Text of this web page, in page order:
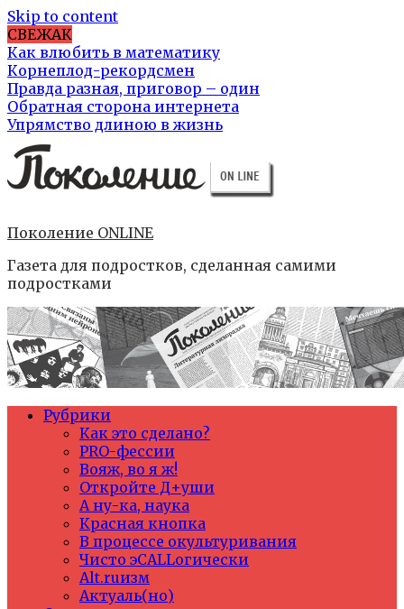
Skip to content
СВЕЖАК
Как влюбить в математику
Корнеплод-рекордсмен
Правда разная, приговор – один
Обратная сторона интернета
Упрямство длиною в жизнь
Поколение ONLINE
Газета для подростков, сделанная самими
подростками
Рубрики
Как это сделано?
PRO-фессии
Вояж, во я ж!
Откройте Д+уши
А ну-ка, наука
Красная кнопка
В процессе окультуривания
Чисто эCALLогически
Alt.ruизм
Актуаль(но)